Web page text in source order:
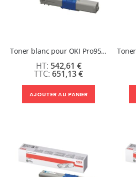
Toner blanc pour OKI Pro9542
651,13 €
542,61 €
AJOUTER AU PANIER